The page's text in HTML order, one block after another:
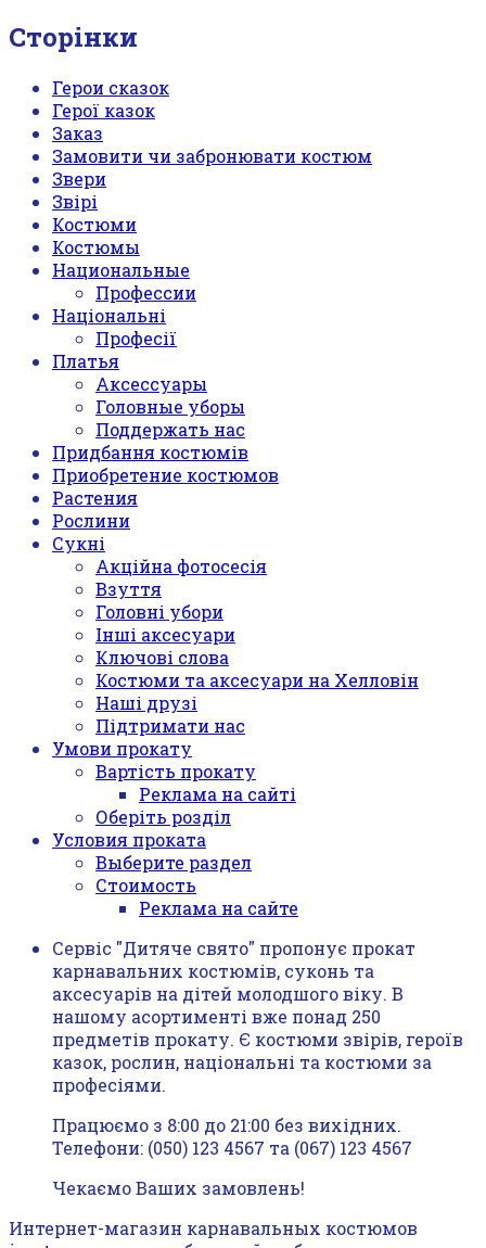
Сторінки
Герои сказок
Герої казок
Заказ
Замовити чи забронювати костюм
Звери
Звірі
Костюми
Костюмы
Национальные
Профессии
Національні
Професії
Платья
Аксессуары
Головные уборы
Поддержать нас
Придбання костюмів
Приобретение костюмов
Растения
Рослини
Сукні
Акційна фотосесія
Взуття
Головні убори
Інші аксесуари
Ключові слова
Костюми та аксесуари на Хелловін
Наші друзі
Підтримати нас
Умови прокату
Вартість прокату
Реклама на сайті
Оберіть розділ
Условия проката
Выберите раздел
Стоимость
Реклама на сайте
Сервіс "Дитяче свято" пропонує прокат
карнавальних костюмів, суконь та
аксесуарів на дітей молодшого віку. В
нашому асортименті вже понад 250
предметів прокату. Є костюми звірів, героїв
казок, рослин, національні та костюми за
професіями.
Працюємо з 8:00 до 21:00 без вихідних.
Телефони: (050) 123 4567 та (067) 123 4567
Чекаємо Ваших замовлень!
Интернет-магазин карнавальных костюмов